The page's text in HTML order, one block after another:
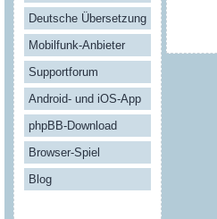
Deutsche Übersetzung
Mobilfunk-Anbieter
Supportforum
Android- und iOS-App
phpBB-Download
Browser-Spiel
Blog